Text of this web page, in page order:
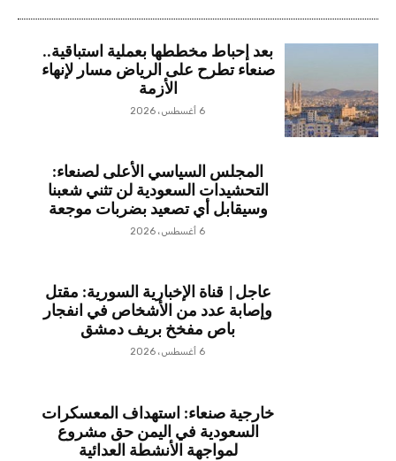
بعد إحباط مخططها بعملية استباقية..
صنعاء تطرح على الرياض مسار لإنهاء
الأزمة
6 أغسطس، 2026
المجلس السياسي الأعلى لصنعاء:
التحشيدات السعودية لن تثني شعبنا
وسيقابل أي تصعيد بضربات موجعة
6 أغسطس، 2026
عاجل| قناة الإخبارية السورية: مقتل
وإصابة عدد من الأشخاص في انفجار
باص مفخخ بريف دمشق
6 أغسطس، 2026
خارجية صنعاء: استهداف المعسكرات
السعودية في اليمن حق مشروع
لمواجهة الأنشطة العدائية